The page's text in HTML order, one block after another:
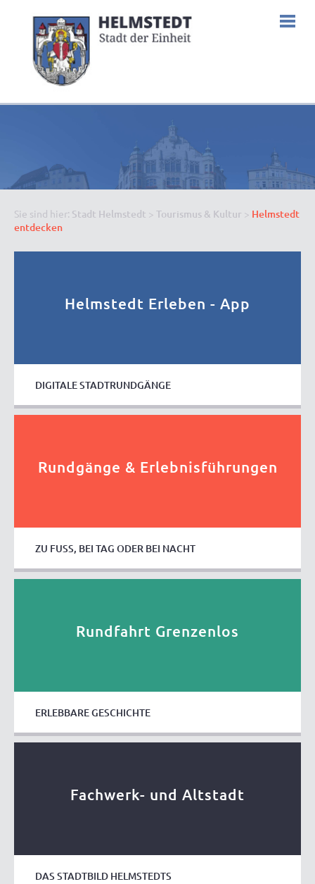
Sie sind hier: Stadt Helmstedt > Tourismus & Kultur > Helmstedt
entdecken
Helmstedt Erleben - App
DIGITALE STADTRUNDGÄNGE
Rundgänge & Erlebnisführungen
ZU FUSS, BEI TAG ODER BEI NACHT
Rundfahrt Grenzenlos
ERLEBBARE GESCHICHTE
Fachwerk- und Altstadt
DAS STADTBILD HELMSTEDTS